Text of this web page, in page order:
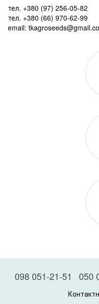
тел. +380 (97) 256-05-82
тел. +380 (66) 970-62-99
email:
098 051-21-51 050